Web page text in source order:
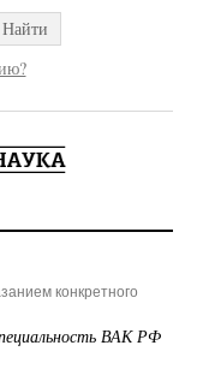
Найти
конкретного
ВАК РФ